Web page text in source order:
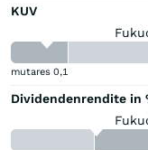
KUV
mutares 0,1
Dividendenrendite in